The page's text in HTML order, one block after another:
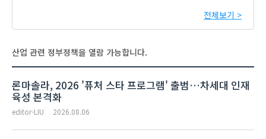
전체보기 >
산업 관련 정부정책을 열람 가능합니다.
론마솔라, 2026 '퓨처 스타 프로그램' 출범…차세대 인재
육성 본격화
editor-LIU 2026.08.06